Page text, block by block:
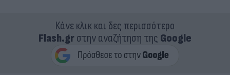
Κάνε κλικ και δες περισσότερο
Flash.grστην αναζήτηση της Google